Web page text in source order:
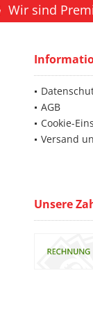
Wir sind
AGB
Cookie-
Versand
Unsere